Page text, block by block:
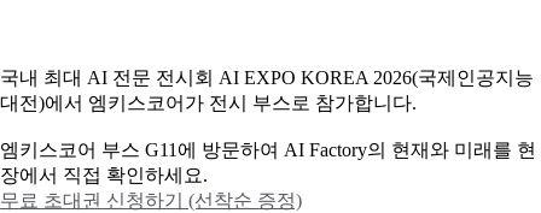
국내 최대 AI 전문 전시회 AI EXPO KOREA 2026(국제인공지능
대전)에서 엠키스코어가 전시 부스로 참가합니다.
엠키스코어 부스 G11에 방문하여 AI Factory의 현재와 미래를 현
장에서 직접 확인하세요.
무료 초대권 신청하기 (선착순 증정)